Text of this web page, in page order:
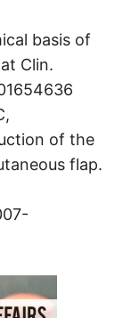
basis of
Clin.
of the
flap.